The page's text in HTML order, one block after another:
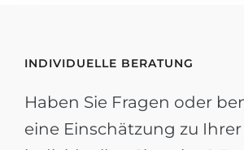
INDIVIDUELLE BERATUNG
Haben Sie Fragen oder
eine Einschätzung zu Ihrer